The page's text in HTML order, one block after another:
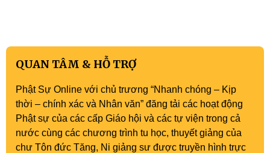
QUAN TÂM & HỖ TRỢ
Phật Sự Online với chủ trương “Nhanh chóng – Kịp
thời – chính xác và Nhân văn” đăng tải các hoạt động
Phật sự của các cấp Giáo hội và các tự viện trong cả
nước cùng các chương trình tu học, thuyết giảng của
chư Tôn đức Tăng, Ni giảng sư được truyền hình trực